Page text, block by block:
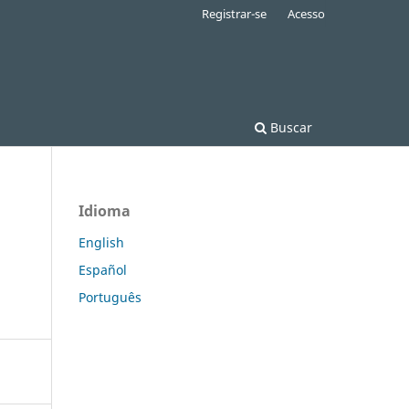
Buscar
Registrar-se Acesso
Idioma
English
Español
Português